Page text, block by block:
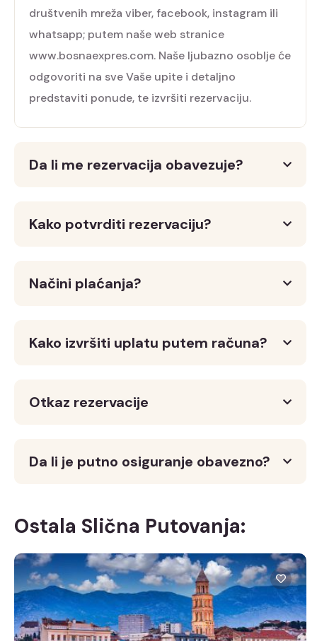
društvenih mreža viber, facebook, instagram ili
whatsapp; putem naše web stranice
www.bosnaexpres.com. Naše ljubazno osoblje će
odgovoriti na sve Vaše upite i detaljno
predstaviti ponude, te izvršiti rezervaciju.
Da li me rezervacija obavezuje?
Kako potvrditi rezervaciju?
Načini plaćanja?
Kako izvršiti uplatu putem računa?
Otkaz rezervacije
Da li je putno osiguranje obavezno?
Ostala Slična Putovanja: